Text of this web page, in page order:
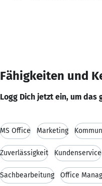
Fähigkeiten und
Logg Dich jetzt ein, um das
MS Office Marketing
Zuverlässigkeit Kundenservice
Sachbearbeitung Office